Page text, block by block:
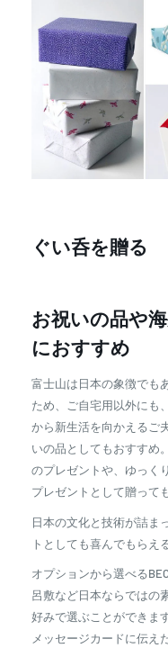
ぐい呑を贈る
お祝いの品や
におすすめ
富士山は日本の象徴でも
ため、ご自宅用以外にも
から新生活を向かえるご
いの品としてもおすすめ
のプレゼントや、ゆっく
プレゼントとして贈って
日本の文化と技術が詰ま
トとしても喜んでもらえ
オプションから選べる
呂敷など日本ならではの
好みで選ぶことができま
メッセージカードに伝え